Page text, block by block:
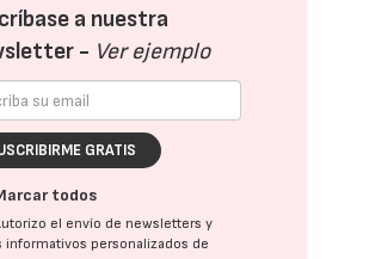
a nuestra
- Ver ejemplo
GRATIS
todos
el envío de newsletters y
informativos personalizados de